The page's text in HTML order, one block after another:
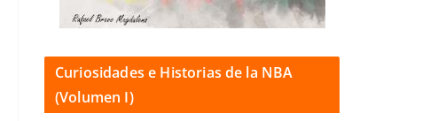
Curiosidades e Historias de la NBA
(Volumen I)